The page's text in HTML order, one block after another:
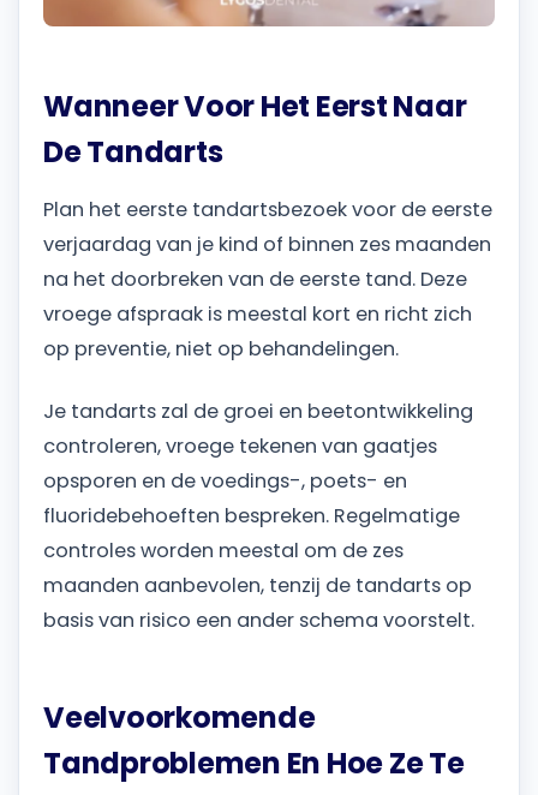
Wanneer Voor Het Eerst Naar
De Tandarts
Plan het eerste tandartsbezoek voor de eerste
verjaardag van je kind of binnen zes maanden
na het doorbreken van de eerste tand. Deze
vroege afspraak is meestal kort en richt zich
op preventie, niet op behandelingen.
Je tandarts zal de groei en beetontwikkeling
controleren, vroege tekenen van gaatjes
opsporen en de voedings-, poets- en
fluoridebehoeften bespreken. Regelmatige
controles worden meestal om de zes
maanden aanbevolen, tenzij de tandarts op
basis van risico een ander schema voorstelt.
Veelvoorkomende
Tandproblemen En Hoe Ze Te